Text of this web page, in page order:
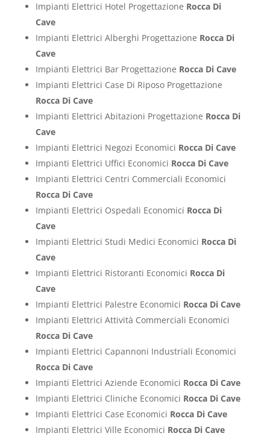
Impianti Elettrici Hotel Progettazione Rocca Di
Cave
Impianti Elettrici Alberghi Progettazione Rocca Di
Cave
Impianti Elettrici Bar Progettazione Rocca Di Cave
Impianti Elettrici Case Di Riposo Progettazione
Rocca Di Cave
Impianti Elettrici Abitazioni Progettazione Rocca Di
Cave
Impianti Elettrici Negozi Economici Rocca Di Cave
Impianti Elettrici Uffici Economici Rocca Di Cave
Impianti Elettrici Centri Commerciali Economici
Rocca Di Cave
Impianti Elettrici Ospedali Economici Rocca Di
Cave
Impianti Elettrici Studi Medici Economici Rocca Di
Cave
Impianti Elettrici Ristoranti Economici Rocca Di
Cave
Impianti Elettrici Palestre Economici Rocca Di Cave
Impianti Elettrici Attività Commerciali Economici
Rocca Di Cave
Impianti Elettrici Capannoni Industriali Economici
Rocca Di Cave
Impianti Elettrici Aziende Economici Rocca Di Cave
Impianti Elettrici Cliniche Economici Rocca Di Cave
Impianti Elettrici Case Economici Rocca Di Cave
Impianti Elettrici Ville Economici Rocca Di Cave